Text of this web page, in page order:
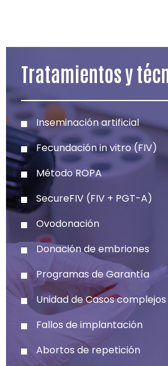
Tratamientos y
Inseminación artificial
Fecundación in vitro (FIV)
Método ROPA
SecureFIV (FIV + PGT-A)
Ovodonación
Donación de embriones
Programas de Garantía
Unidad de Casos complejos
Fallos de implantación
Abortos de repetición